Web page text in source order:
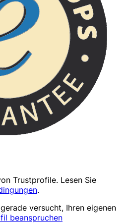
Trustprofile. Lesen Sie
.
versucht, Ihren eigenen
beanspruchen